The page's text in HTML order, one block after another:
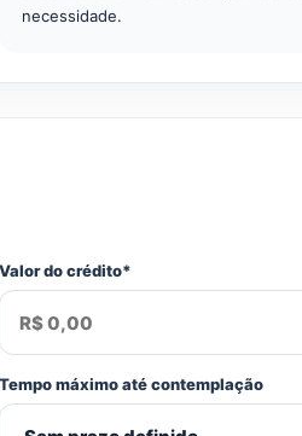
necessidade.
Valor do crédito*
Tempo máximo até contemplação